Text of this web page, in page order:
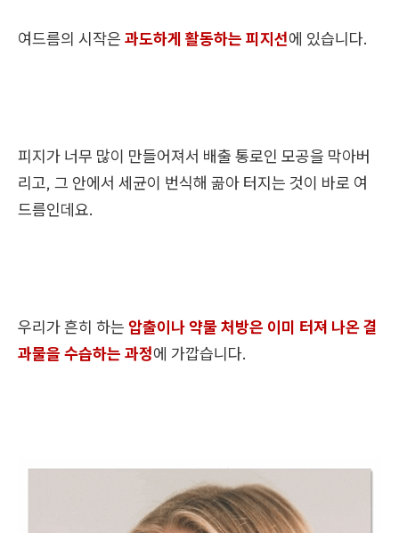
여드름의 시작은 과도하게 활동하는 피지선에 있습니다.
피지가 너무 많이 만들어져서 배출 통로인 모공을 막아버
리고, 그 안에서 세균이 번식해 곪아 터지는 것이 바로 여
드름인데요.
우리가 흔히 하는 압출이나 약물 처방은 이미 터져 나온 결
과물을 수습하는 과정에 가깝습니다.